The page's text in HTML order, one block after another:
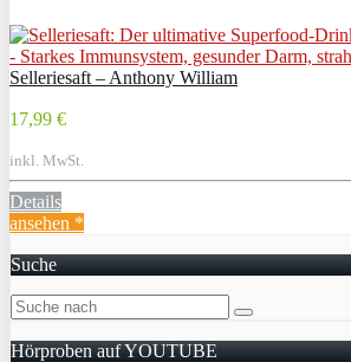
Selleriesaft – Anthony William
17,99 €
inkl. MwSt.
Details
ansehen *
Suche
Hörproben auf YOUTUBE